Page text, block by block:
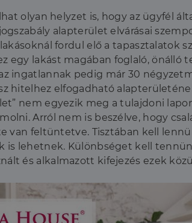
olyan helyzet is, hogy az ügyfél
alapterület elvárásai
fordul elő a tapasztalatok
egy lakást magában foglaló,
ingatlannak pedig már 30
hitelhez elfogadható
nem egyezik meg a tulajdoni
Arról nem is beszélve, hogy
van feltüntetve. Tisztában kell
lehetnek. Különbséget kell
és alkalmazott kifejezés ezek